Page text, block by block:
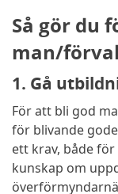
Så gör du
man/
1. Gå
För att bli god
för blivande
ett krav, både
kunskap om